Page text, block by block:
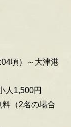
頃）～大津港
人1,500円
（2名の場合